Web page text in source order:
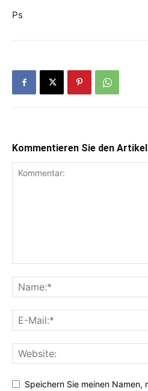
Ps
Kommentieren Sie den Artikel
Speichern Sie meinen Namen,